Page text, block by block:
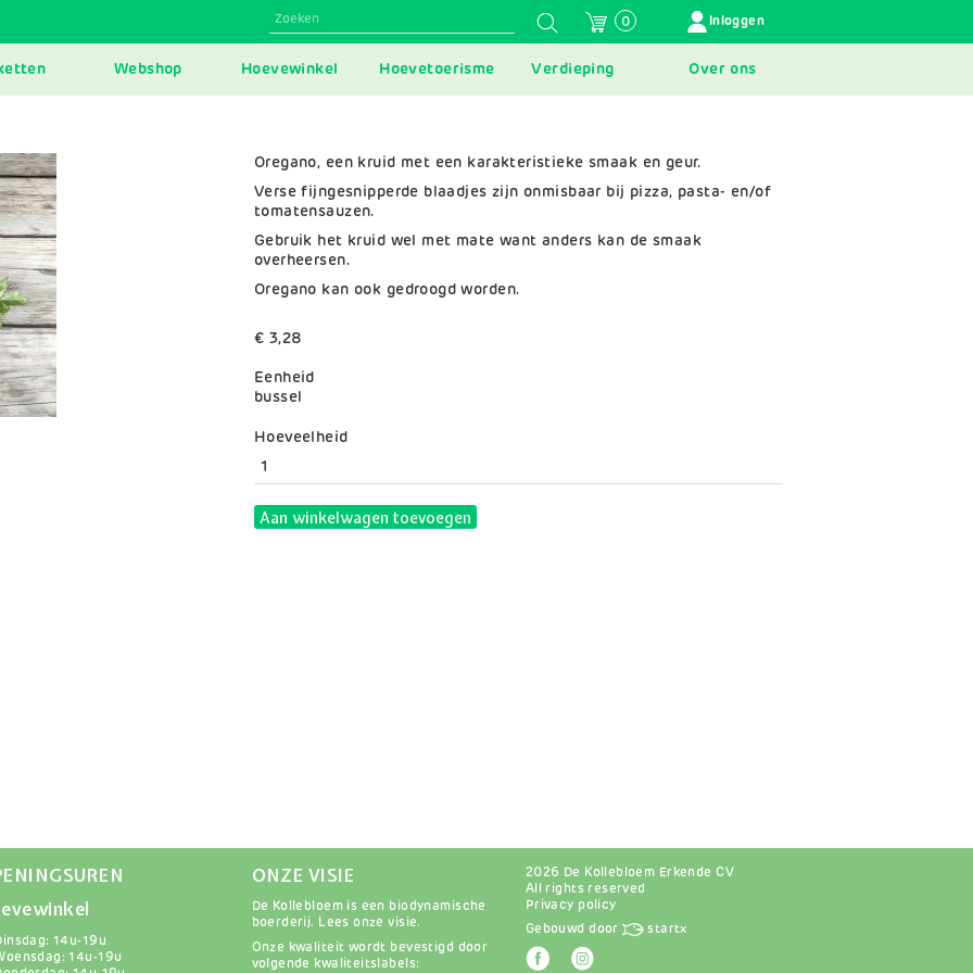
0 GEBRUIKERSMENU
Inloggen
Webshop Hoevewinkel Hoevetoerisme Verdieping Over ons
Oregano, een kruid met een karakteristieke smaak en geur.
Verse fijngesnipperde blaadjes zijn onmisbaar bij pizza, pasta- en/of
tomatensauzen.
Gebruik het kruid wel met mate want anders kan de smaak
overheersen.
Oregano kan ook gedroogd worden.
€ 3,28
Eenheid
bussel
Variaties
Hoeveelheid
Aan winkelwagen toevoegen
14u-19u
14u-19u
ONZE VISIE
De Kollebloem is een biodynamische
boerderij. Lees onze visie.
Onze kwaliteit wordt bevestigd door
volgende kwaliteitslabels:
2026 De Kollebloem Erkende CV
All rights reserved
Privacy policy
Gebouwd door startx
AfbeeldingAfbeelding